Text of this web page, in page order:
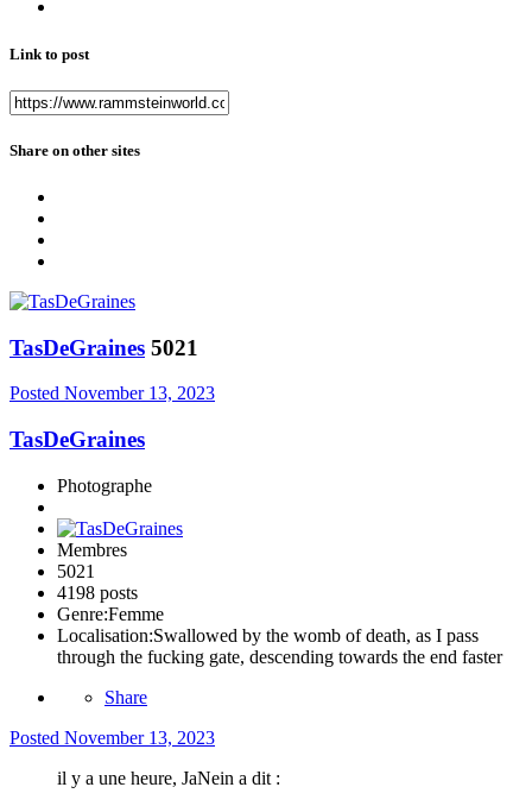
Link to post
Share on other sites
TasDeGraines 5021
Posted November 13, 2023
TasDeGraines
Photographe
Membres
5021
4198 posts
Genre:Femme
Localisation:Swallowed by the womb of death, as I pass
through the fucking gate, descending towards the end faster
Share
Posted November 13, 2023
il y a une heure, JaNein a dit :